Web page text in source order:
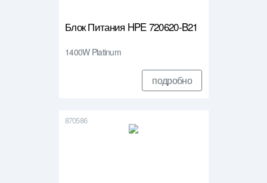
Блок Питания HPE 720620-B21
1400W Platinum
подробно
870586